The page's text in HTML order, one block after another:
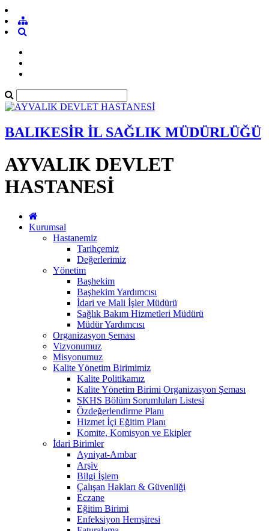
BALIKESİR İL SAĞLIK MÜDÜRLÜĞÜ
AYVALIK DEVLET
HASTANESİ
Kurumsal
Hastanemiz
Tarihçemiz
Değerlerimiz
Yönetim
Başhekim
Başhekim Yardımcısı
İdari ve Mali İşler Müdürü
Sağlık Bakım Hizmetleri Müdürü
Müdür Yardımcısı
Organizasyon Şeması
Vizyonumuz
Misyonumuz
Kalite Yönetim Birimimiz
Kalite Politikamız
Kalite Yönetim Birimi Organizasyon Şeması
SKHS Bölüm Sorumluları Listesi
Özdeğerlendirme Planı
Hizmet İçi Eğitim Planı
Komite, Komisyon ve Ekipler
İdari Birimler
Ayniyat-Ambar
Arşiv
Bilgi İşlem
Çalışan Hakları & Güvenliği
Eczane
Eğitim Birimi
Enfeksiyon Hemşiresi